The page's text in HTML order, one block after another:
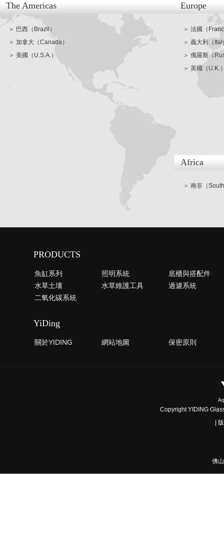
The Americas
＞ 巴西（Brazil）
＞ 加拿大（Canada）
＞ 美國（U.S.A.）
Europe
＞ 法國（
＞ 義大利（
＞ 俄羅斯（
＞ 英國（U.K.
Africa
＞ 南非（
PRODUCTS
魚缸系列 照明系統
底櫃與搭配件
水草土壤
水草維護工具
過濾系統
二氧化碳系統
YiDing
關於YIDING 網站地圖 保密原則
Copyright YIDING
|
佛